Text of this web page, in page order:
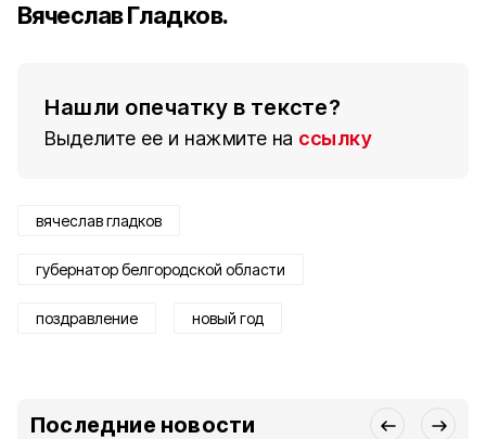
Вячеслав Гладков.
Нашли опечатку в тексте?
Выделите ее и нажмите на ссылку
вячеслав гладков
губернатор белгородской области
поздравление новый год
Последние новости